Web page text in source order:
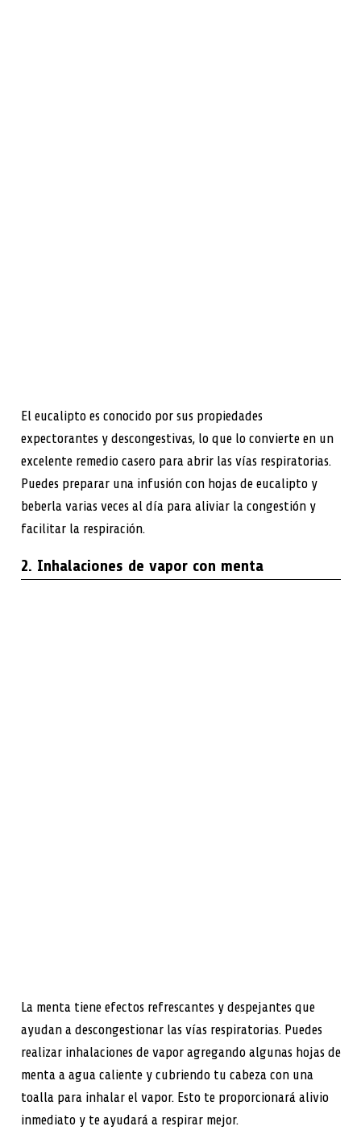
El eucalipto es conocido por sus propiedades
expectorantes y descongestivas, lo que lo convierte en un
excelente remedio casero para abrir las vías respiratorias.
Puedes preparar una infusión con hojas de eucalipto y
beberla varias veces al día para aliviar la congestión y
facilitar la respiración.
2. Inhalaciones de vapor con menta
La menta tiene efectos refrescantes y despejantes que
ayudan a descongestionar las vías respiratorias. Puedes
realizar inhalaciones de vapor agregando algunas hojas de
menta a agua caliente y cubriendo tu cabeza con una
toalla para inhalar el vapor. Esto te proporcionará alivio
inmediato y te ayudará a respirar mejor.